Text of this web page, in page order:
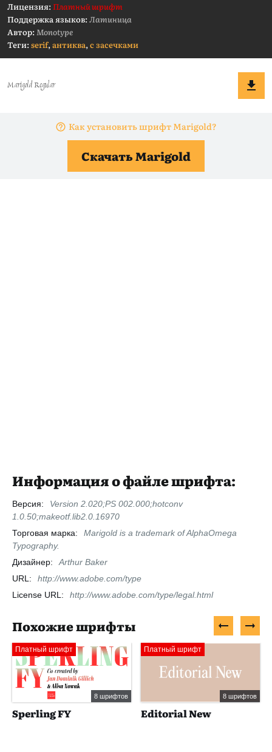
Лицензия:Платный шрифт
Поддержка языков:Латиница
Автор:Monotype
Теги:serif,антиква,с засечками
Как установить шрифт Marigold?
Скачать Marigold
Информация о файле шрифта:
Версия:
Version 2.020;PS 002.000;hotconv
1.0.50;makeotf.lib2.0.16970
Торговая марка:
Marigold is a trademark of AlphaOmega
Typography.
Дизайнер:
Arthur Baker
URL:
http://www.adobe.com/type
License URL:
http://www.adobe.com/type/legal.html
Похожие шрифты
Платный шрифт
8 шрифтов
Sperling FY
Платный шрифт
8 шрифтов
Editorial New